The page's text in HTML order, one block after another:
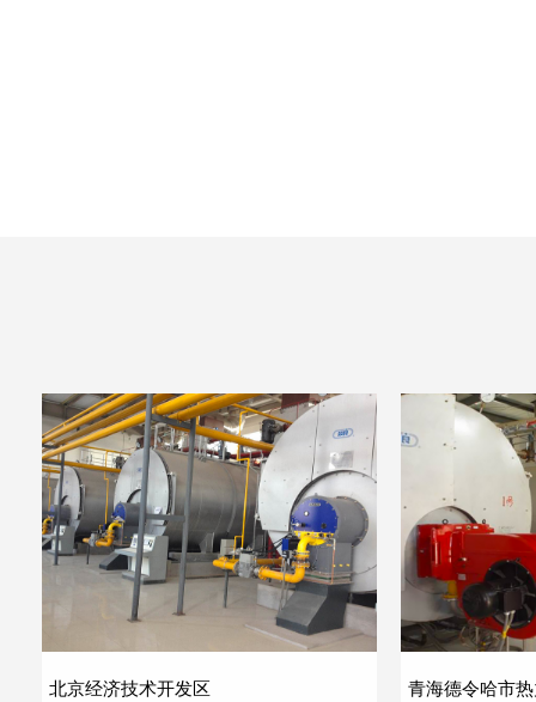
北京经济技术开发区 青海德令哈市